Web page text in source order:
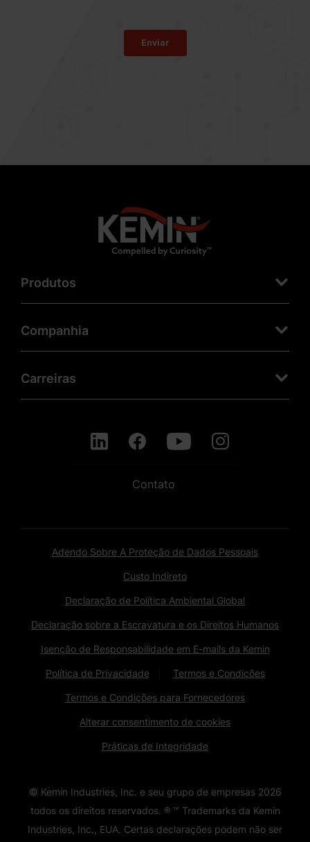
Produtos
Companhia
Carreiras
Contato
Adendo Sobre A Proteção de Dados Pessoais
Custo Indireto
Declaração de Política Ambiental Global
Declaração sobre a Escravatura e os Direitos Humanos
Isenção de Responsabilidade em E-mails da Kemin
Política de Privacidade Termos e Condições
Termos e Condições para Fornecedores
Alterar consentimento de cookies
Práticas de Integridade
© Kemin Industries, Inc. e seu grupo de empresas 2026
todos os direitos reservados. ® ™ Trademarks da Kemin
Industries, Inc., EUA. Certas declarações podem não ser